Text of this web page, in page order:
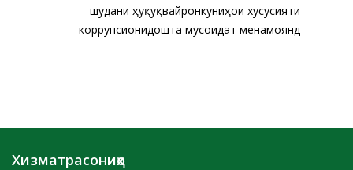
шудани ҳуқуқвайронкуниҳои хусусияти
коррупсионидошта мусоидат менамоянд
Хизматрасониҳо